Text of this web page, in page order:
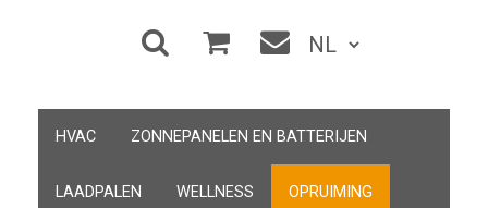
HVAC ZONNEPANELEN EN BATTERIJEN
LAADPALEN WELLNESS OPRUIMING